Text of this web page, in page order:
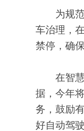
为规范
车治理，
禁停，确
在智慧
据，今年
务，鼓励
好自动驾